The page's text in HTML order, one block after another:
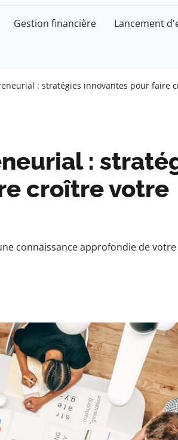
Gestion financière Lancement
: stratégies innovantes pour faire
:
croître votre
connaissance approfondie de